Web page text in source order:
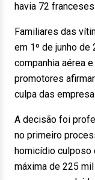
havia 72
Familiares das
em 1º de junho
companhia aérea
promotores
culpa das
A decisão foi
no primeiro
homicídio culposo
máxima de 225